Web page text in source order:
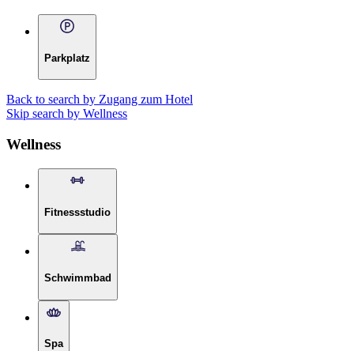
Parkplatz
Back to search by Zugang zum Hotel
Skip search by Wellness
Wellness
Fitnessstudio
Schwimmbad
Spa